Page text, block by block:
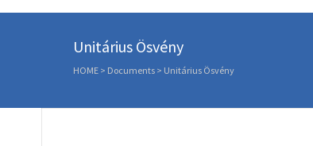
Unitárius Ösvény
HOME > Documents > Unitárius Ösvény